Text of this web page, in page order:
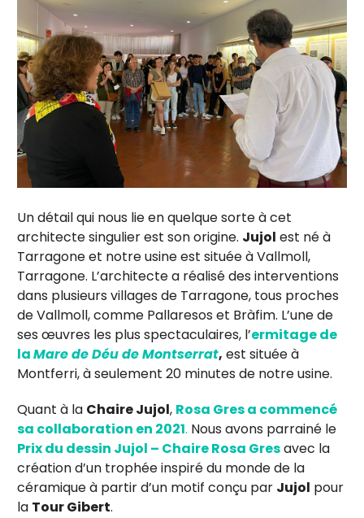
Un détail qui nous lie en quelque sorte à cet
architecte singulier est son origine. Jujol est né à
Tarragone et notre usine est située à Vallmoll,
Tarragone. L’architecte a réalisé des interventions
dans plusieurs villages de Tarragone, tous proches
de Vallmoll, comme Pallaresos et Bràfim. L’une de
ses œuvres les plus spectaculaires, l’ermitage de
laMare de Déu de Montserrat, est située à
Montferri, à seulement 20 minutes de notre usine.
Quant à la Chaire Jujol, Rosa Gres a commencé
sa collaboration en 2021. Nous avons parrainé le
Prix du dessin Jujol – Chaire Rosa Gresavec la
création d’un trophée inspiré du monde de la
céramique à partir d’un motif conçu par Jujol pour
la Tour Gibert.